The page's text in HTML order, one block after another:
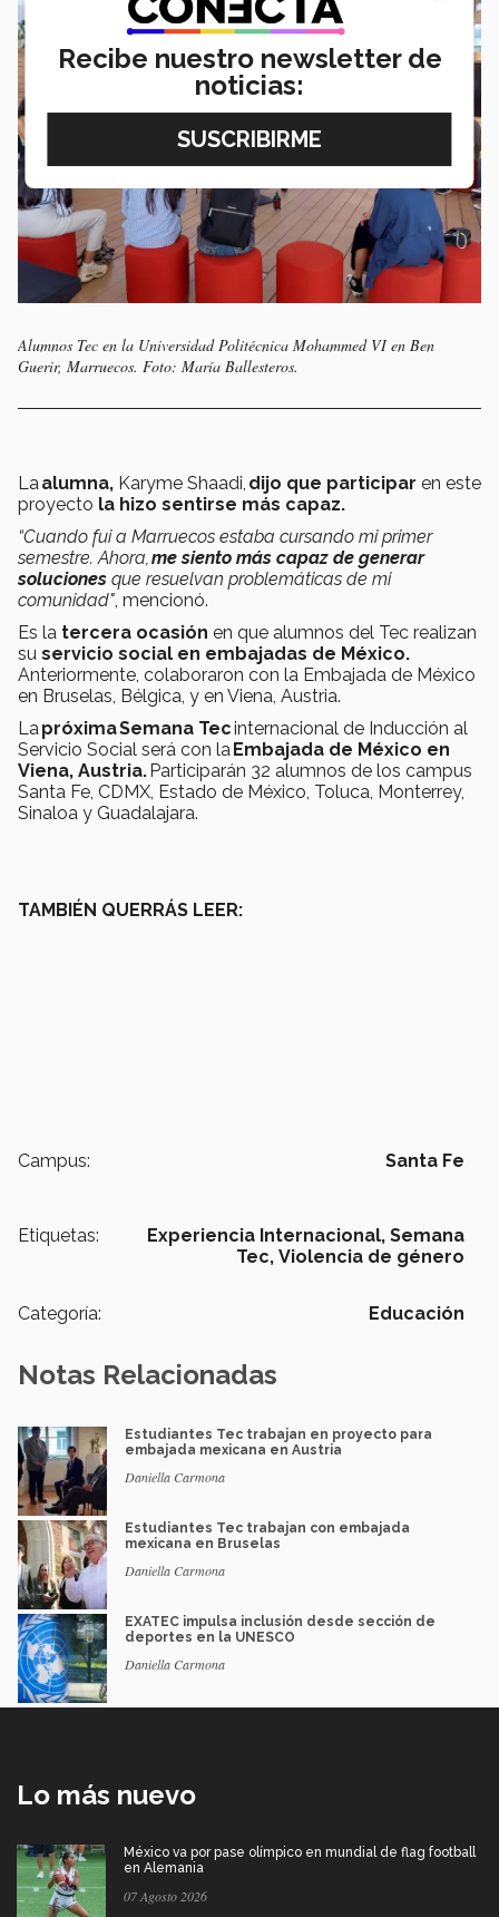
Alumnos Tec en la Universidad Politécnica Mohammed VI en Ben
Guerir, Marruecos. Foto: María Ballesteros.
La alumna, Karyme Shaadi, dijo que participar en este
proyecto la hizo sentirse más capaz.
“Cuando fui a Marruecos estaba cursando mi primer
semestre. Ahora, me siento más capaz de generar
soluciones que resuelvan problemáticas de mi
comunidad" , mencionó.
Es la tercera ocasión en que alumnos del Tec realizan
su servicio social en embajadas de México.
Anteriormente, colaboraron con la Embajada de México
en Bruselas, Bélgica, y en Viena, Austria.
La próxima Semana Tecinternacional de Inducción al
Servicio Social será con la Embajada de México en
Viena, Austria.Participarán 32 alumnos de los campus
Santa Fe, CDMX, Estado de México, Toluca, Monterrey,
Sinaloa y Guadalajara.
TAMBIÉN QUERRÁS LEER:
Campus: Santa Fe
Etiquetas: Experiencia Internacional, Semana
Tec, Violencia de género
Categoría: Educación
Notas Relacionadas
Estudiantes Tec trabajan en proyecto para
embajada mexicana en Austria
Daniella Carmona
Estudiantes Tec trabajan con embajada
mexicana en Bruselas
Daniella Carmona
EXATEC impulsa inclusión desde sección de
deportes en la UNESCO
Daniella Carmona
Lo más nuevo
México va por pase olímpico en mundial de flag football
en Alemania
07 Agosto 2026
Recibe nuestro newsletter de
noticias: